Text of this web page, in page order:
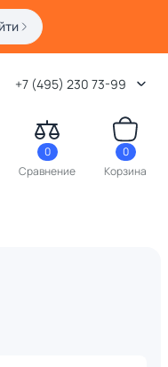
+7 (495) 230 73-99
0
Сравнение
0
Корзина